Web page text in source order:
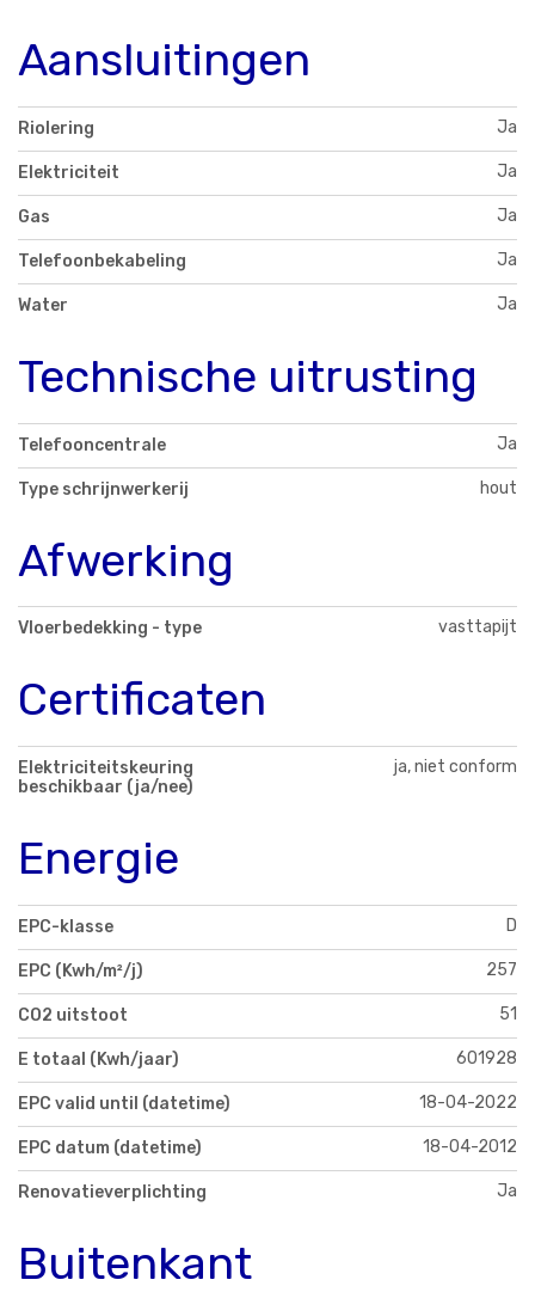
Aansluitingen
Riolering Ja
Elektriciteit Ja
Gas Ja
Telefoonbekabeling Ja
Water Ja
Technische uitrusting
Telefooncentrale Ja
Type schrijnwerkerij hout
Afwerking
Vloerbedekking - type vasttapijt
Certificaten
Elektriciteitskeuring
beschikbaar (ja/nee)
ja, niet conform
Energie
EPC-klasse D
EPC (Kwh/m²/j) 257
CO2 uitstoot 51
E totaal (Kwh/jaar) 601928
EPC valid until (datetime) 18-04-2022
EPC datum (datetime) 18-04-2012
Renovatieverplichting Ja
Buitenkant